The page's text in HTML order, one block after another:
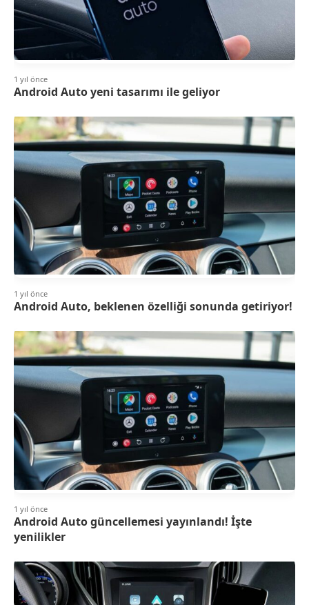
1 yıl önce
Android Auto yeni tasarımı ile geliyor
1 yıl önce
Android Auto, beklenen özelliği sonunda getiriyor!
1 yıl önce
Android Auto güncellemesi yayınlandı! İşte
yenilikler